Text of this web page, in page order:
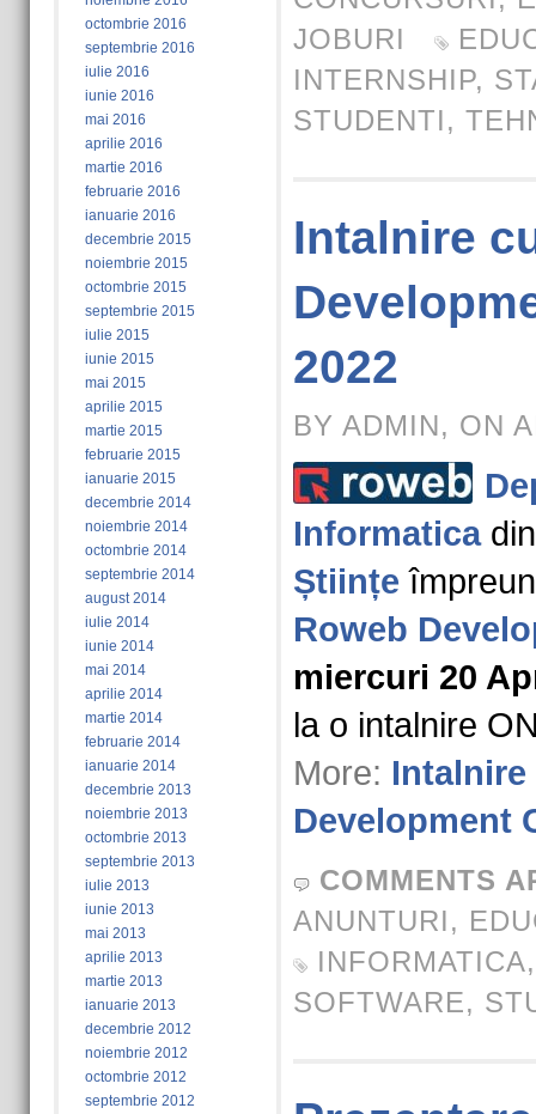
octombrie 2016
septembrie 2016
iulie 2016
iunie 2016
mai 2016
aprilie 2016
martie 2016
februarie 2016
ianuarie 2016
decembrie 2015
noiembrie 2015
octombrie 2015
septembrie 2015
iulie 2015
iunie 2015
mai 2015
aprilie 2015
martie 2015
februarie 2015
ianuarie 2015
decembrie 2014
noiembrie 2014
octombrie 2014
septembrie 2014
august 2014
iulie 2014
iunie 2014
mai 2014
aprilie 2014
martie 2014
februarie 2014
ianuarie 2014
decembrie 2013
noiembrie 2013
octombrie 2013
septembrie 2013
iulie 2013
iunie 2013
mai 2013
aprilie 2013
martie 2013
ianuarie 2013
decembrie 2012
noiembrie 2012
octombrie 2012
septembrie 2012
JOBURI
INTERNSHIP,
STUDENTI,
Intalnire
2022
BY ADMIN, ON
Informatica
Științe
Roweb
miercuri 20
la o intalnire
More: Intalnire
Development
COMMENTS
ANUNTURI,
INFORMATICA
SOFTWARE,